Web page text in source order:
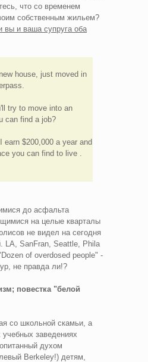
что со временем
собственным жильем?
вы и ваша супруга оба
house, just moved in
try to move into an
can find a job?
earn $200,000 a year and
you can find to live .
до асфальта
на целые кварталы
не видел на сегодня
LA, SanFran, Seattle, Phila
of overdosed people" -
не правда ли!?
повестка "белой
со школьной скамьи, а
заведениях
духом
Berkeley!) детям,